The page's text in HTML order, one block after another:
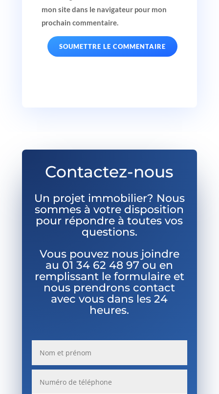
mon site dans le navigateur pour mon
prochain commentaire.
SOUMETTRE LE COMMENTAIRE
Contactez-nous
Un projet immobilier? Nous
sommes à votre disposition
pour répondre à toutes vos
questions.
Vous pouvez nous joindre
au 01 34 62 48 97 ou en
remplissant le formulaire et
nous prendrons contact
avec vous dans les 24
heures.